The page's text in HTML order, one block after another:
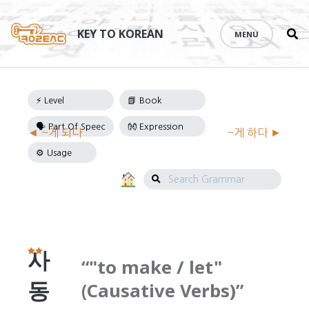
content
KEY TO KOREAN MENU
Search
Grammar
Navigation
◄ ~게 되다 ~게 하다 ►
사
동
"to make / let"
(Causative Verbs)